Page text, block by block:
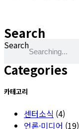
Search
Search
Categories
카테고리
센터소식 (4)
언론·미디어 (19)